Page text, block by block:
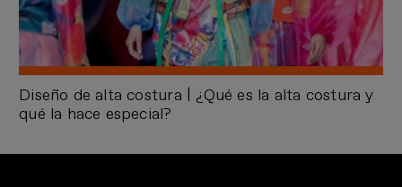
Diseño de alta costura | ¿Qué es la alta costura y
qué la hace especial?